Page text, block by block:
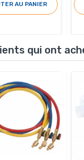
AU PANIER
qui ont